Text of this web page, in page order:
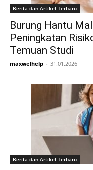
Berita dan Artikel Terbaru
Burung Hantu
Peningkatan
Temuan Studi
maxwelhelp - 31.01.2026
Berita dan Artikel Terbaru